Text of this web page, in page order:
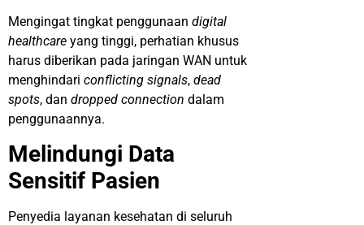
Mengingat tingkat penggunaan digital
healthcare yang tinggi, perhatian khusus
harus diberikan pada jaringan WAN untuk
menghindari conflicting signals, dead
spots, dan dropped connection dalam
penggunaannya.
Melindungi Data
Sensitif Pasien
Penyedia layanan kesehatan di seluruh